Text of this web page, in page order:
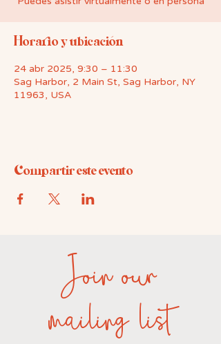
Horario y ubicación
24 abr 2025, 9:30 – 11:30
Sag Harbor, 2 Main St, Sag Harbor, NY
11963, USA
Compartir este evento
Join our
mailing list